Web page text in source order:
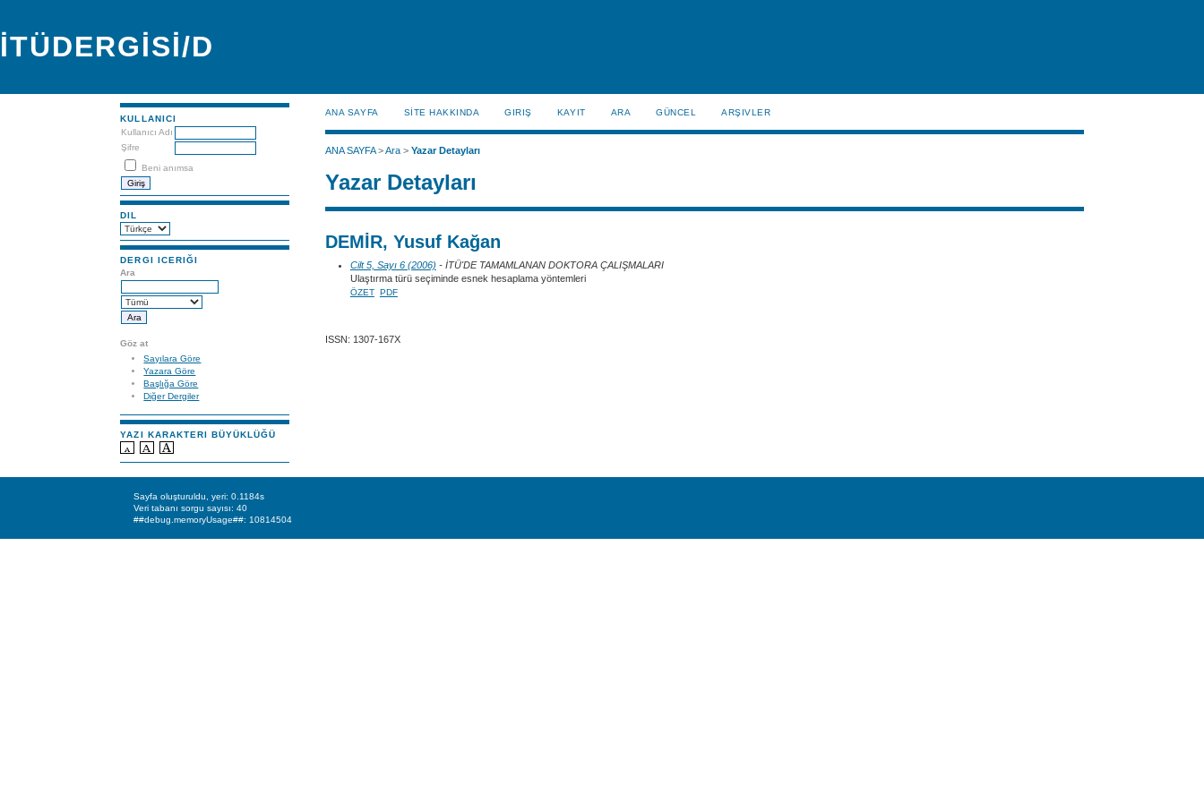
İTÜDERGİSİ/D
KULLANICI
Kullanıcı Adı
Şifre
Beni anımsa
DIL
DERGI ICERIĞI
Ara
Göz at
Sayılara Göre
Yazara Göre
Başlığa Göre
Diğer Dergiler
YAZI KARAKTERI BÜYÜKLÜĞÜ
ANA SAYFA SİTE HAKKINDA GIRIŞ KAYIT ARA GÜNCEL ARŞIVLER
ANA SAYFA>Ara> Yazar Detayları
Yazar Detayları
DEMİR, Yusuf Kağan
Cilt 5, Sayı 6 (2006) - İTÜ'DE TAMAMLANAN DOKTORA ÇALIŞMALARI
Ulaştırma türü seçiminde esnek hesaplama yöntemleri
ÖZET PDF
ISSN: 1307-167X
Sayfa oluşturuldu, yeri: 0.1184s
Veri tabanı sorgu sayısı: 40
##debug.memoryUsage##: 10814504